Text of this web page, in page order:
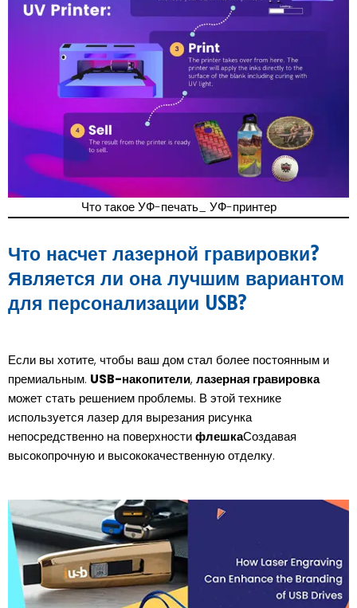
Что такое УФ-печать_ УФ-принтер
Что насчет лазерной гравировки?
Является ли она лучшим вариантом
для персонализации USB?
Если вы хотите, чтобы ваш дом стал более постоянным и
премиальным. USB-накопители, лазерная гравировка
может стать решением проблемы. В этой технике
используется лазер для вырезания рисунка
непосредственно на поверхностифлешкаСоздавая
высокопрочную и высококачественную отделку.